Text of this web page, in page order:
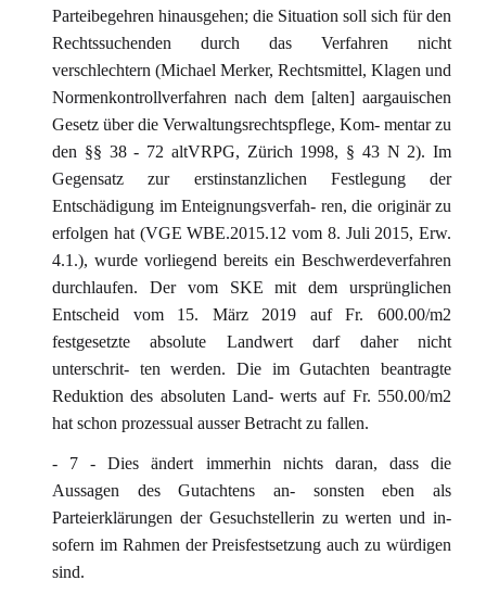
Parteibegehren hinausgehen; die Situation soll sich für den
Rechtssuchenden durch das Verfahren nicht
verschlechtern (Michael Merker, Rechtsmittel, Klagen und
Normenkontrollverfahren nach dem [alten] aargauischen
Gesetz über die Verwaltungsrechtspflege, Kom- mentar zu
den §§ 38 - 72 altVRPG, Zürich 1998, § 43 N 2). Im
Gegensatz zur erstinstanzlichen Festlegung der
Entschädigung im Enteignungsverfah- ren, die originär zu
erfolgen hat (VGE WBE.2015.12 vom 8. Juli 2015, Erw.
4.1.), wurde vorliegend bereits ein Beschwerdeverfahren
durchlaufen. Der vom SKE mit dem ursprünglichen
Entscheid vom 15. März 2019 auf Fr. 600.00/m2
festgesetzte absolute Landwert darf daher nicht
unterschrit- ten werden. Die im Gutachten beantragte
Reduktion des absoluten Land- werts auf Fr. 550.00/m2
hat schon prozessual ausser Betracht zu fallen.
- 7 - Dies ändert immerhin nichts daran, dass die
Aussagen des Gutachtens an- sonsten eben als
Parteierklärungen der Gesuchstellerin zu werten und in-
sofern im Rahmen der Preisfestsetzung auch zu würdigen
sind.